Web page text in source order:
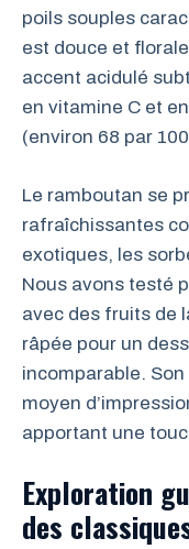
poils souples
est douce et
accent acidulé
en vitamine C et
(environ 68 par
Le ramboutan se
rafraîchissantes
exotiques, les
Nous avons testé
avec des fruits de
râpée pour un
incomparable.
moyen
apportant une
Exploration
des